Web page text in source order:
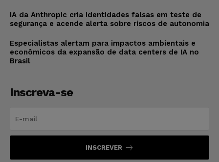
IA da Anthropic cria identidades falsas em teste de
segurança e acende alerta sobre riscos de autonomia
Especialistas alertam para impactos ambientais e
econômicos da expansão de data centers de IA no
Brasil
Inscreva-se
INSCREVER